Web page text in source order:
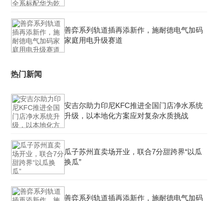
善弈系列轨道插再添新作，施耐德电气加码
家庭用电升级赛道
热门新闻
安吉尔助力印尼KFC推进全国门店净水系统
升级，以本地化方案应对复杂水质挑战
瓜子苏州直卖场开业，联合7分甜跨界“以瓜
换瓜”
善弈系列轨道插再添新作，施耐德电气加码